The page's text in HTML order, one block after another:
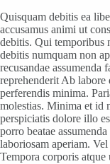
Quisquam debitis ea
accusamus animi ut
debitis. Qui temporibus
debitis numquam non
recusandae assumenda
reprehenderit Ab labore
perferendis minima.
molestias. Minima et id
perspiciatis dolore illo
porro beatae
laboriosam aperiam.
Tempora corporis